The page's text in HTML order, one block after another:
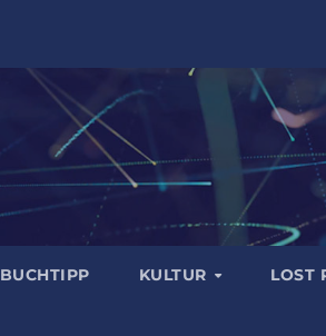
BUCHTIPP KULTUR LOST